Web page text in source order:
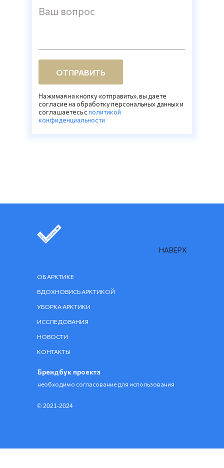
Ваш вопрос
ОТПРАВИТЬ
Нажимая на кнопку «отправить», вы даете
согласие на обработку персональных данных и
соглашаетесь cполитикой
конфиденциальности
© 2021-2024
НАВЕРХ
ВДОХНОВИСЬ АРКТИКОЙ
ОБ АРКТИКЕ
ИССЛЕДОВАНИЯ
УБОРКА АРКТИКИ
КОНТАКТЫ
НОВОСТИ
Брендбук проекта
необходимо согласование для использования